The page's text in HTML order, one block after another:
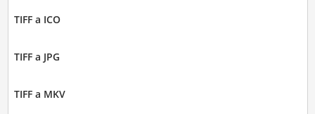
TIFF a ICO
TIFF a JPG
TIFF a MKV